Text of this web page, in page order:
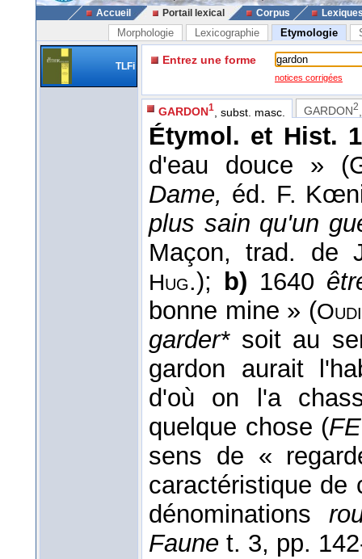
Accueil Portail lexical Corpus
Morphologie Lexicographie Etymologie
TLFi Entrez une forme
notices corrigées
GARDON1 , subst. masc. GARDON2
Étymol. et Hist.
d'eau douce »
Dame, éd. F.
plus sain qu'un
Maçon, trad.
Hug.); b) 1640
bonne mine » (
garder* soit au
gardon aurait
d'où on l'a
quelque chose (
sens de «
caractéristique de
dénominations
Faune t. 3, pp.